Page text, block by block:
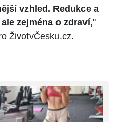
vzhled. Redukce a
zejména o zdraví,"
ŽivotvČesku.cz.